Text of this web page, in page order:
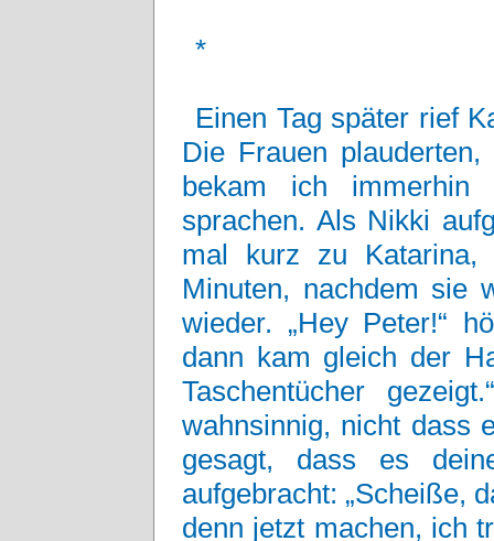
*
Einen Tag später rief
Die Frauen
bekam ich
sprachen. Als Nikki
mal kurz zu Katarina,
Minuten, nachdem sie
wieder. „Hey Peter!“
dann kam gleich der
Taschentücher
wahnsinnig, nicht dass
gesagt, dass es
aufgebracht: „Scheiße,
denn jetzt machen, ich